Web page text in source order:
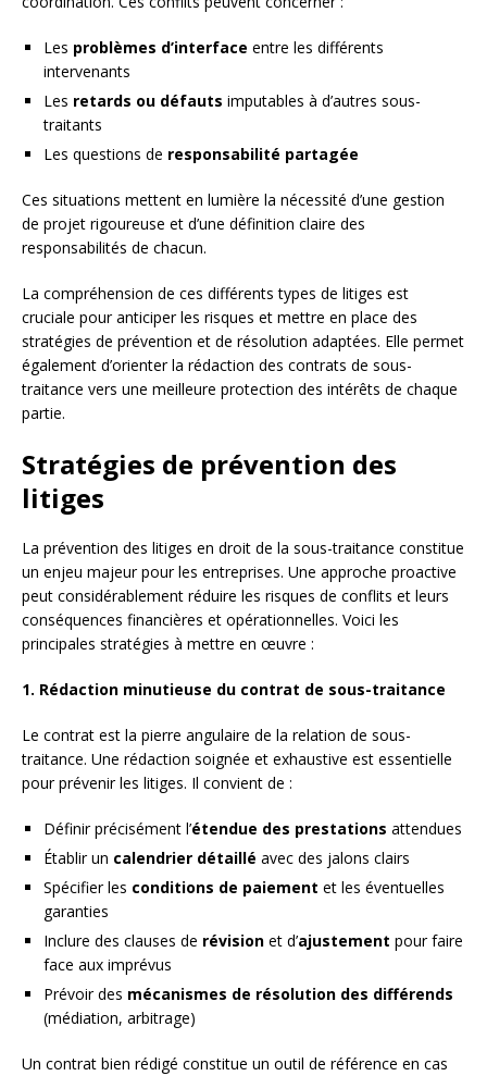
Les problèmes d’interface entre les différents
intervenants
Les retards ou défauts imputables à d’autres sous-
traitants
Les questions de responsabilité partagée
Ces situations mettent en lumière la nécessité d’une gestion
de projet rigoureuse et d’une définition claire des
responsabilités de chacun.
La compréhension de ces différents types de litiges est
cruciale pour anticiper les risques et mettre en place des
stratégies de prévention et de résolution adaptées. Elle permet
également d’orienter la rédaction des contrats de sous-
traitance vers une meilleure protection des intérêts de chaque
partie.
Stratégies de prévention des
litiges
La prévention des litiges en droit de la sous-traitance constitue
un enjeu majeur pour les entreprises. Une approche proactive
peut considérablement réduire les risques de conflits et leurs
conséquences financières et opérationnelles. Voici les
principales stratégies à mettre en œuvre :
1. Rédaction minutieuse du contrat de sous-traitance
Le contrat est la pierre angulaire de la relation de sous-
traitance. Une rédaction soignée et exhaustive est essentielle
pour prévenir les litiges. Il convient de :
Définir précisément l’étendue des prestations attendues
Établir un calendrier détaillé avec des jalons clairs
Spécifier les conditions de paiement et les éventuelles
garanties
Inclure des clauses de révision et d’ajustement pour faire
face aux imprévus
Prévoir des mécanismes de résolution des différends
(médiation, arbitrage)
Un contrat bien rédigé constitue un outil de référence en cas